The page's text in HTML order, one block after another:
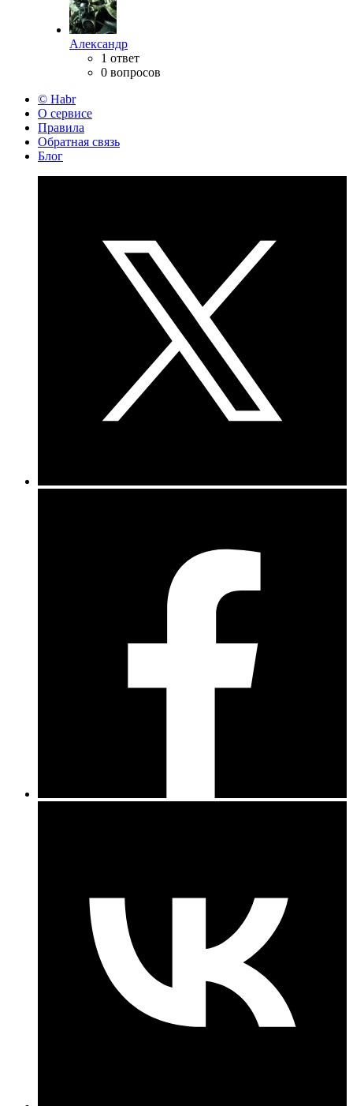
Александр
1 ответ
0 вопросов
© Habr
О сервисе
Правила
Обратная связь
Блог